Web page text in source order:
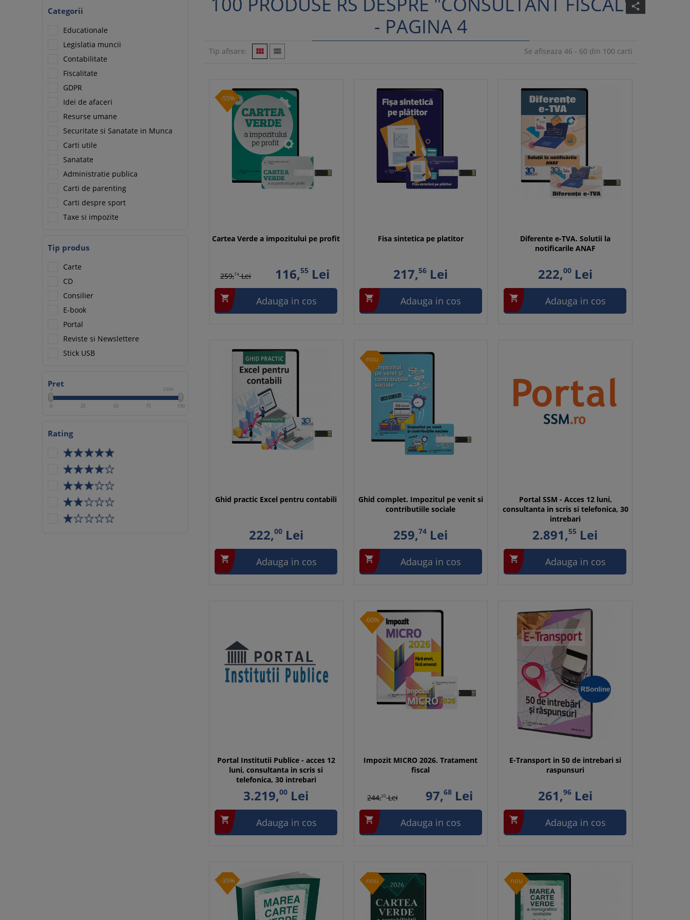
Categorii
Educationale
Legislatia muncii
Contabilitate
Fiscalitate
GDPR
Idei de afaceri
Resurse umane
Securitate si Sanatate in Munca
Carti utile
Sanatate
Administratie publica
Carti de parenting
Carti despre sport
Taxe si impozite
Tip produs
Carte
CD
Consilier
E-book
Portal
Reviste si Newslettere
Stick USB
Pret
0 2500
0 25 50 75 100
Rating
share
- PAGINA 4
Tip afisare:   Se afiseaza 46 - 60 din 100 carti
-55%
Cartea Verde a impozitului pe profit
259,74Lei 116,55Lei
 Adauga in cos
Fisa sintetica pe platitor
217,56 Lei
 Adauga in cos
Diferente e-TVA. Solutii la
notificarile ANAF
222,00Lei
 Adauga in cos
Ghid practic Excel pentru contabili
222,00Lei
 Adauga in cos
nou
Ghid complet. Impozitul pe venit si
contributiile sociale
259,74 Lei
 Adauga in cos
Portal SSM - Acces 12 luni,
consultanta in scris si telefonica, 30
intrebari
2.891,55 Lei
 Adauga in cos
Portal Institutii Publice - acces 12
luni, consultanta in scris si
telefonica, 30 intrebari
3.219,00 Lei
 Adauga in cos
-60%
Impozit MICRO 2026. Tratament
fiscal
244,20Lei 97,68Lei
 Adauga in cos
E-Transport in 50 de intrebari si
raspunsuri
261,96Lei
 Adauga in cos
-35% nou nou